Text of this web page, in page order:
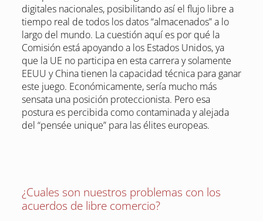
digitales nacionales, posibilitando así el flujo libre a
tiempo real de todos los datos “almacenados” a lo
largo del mundo. La cuestión aquí es por qué la
Comisión está apoyando a los Estados Unidos, ya
que la UE no participa en esta carrera y solamente
EEUU y China tienen la capacidad técnica para ganar
este juego. Económicamente, sería mucho más
sensata una posición proteccionista. Pero esa
postura es percibida como contaminada y alejada
del “pensée unique” para las élites europeas.
¿Cuales son nuestros problemas con los
acuerdos de libre comercio?